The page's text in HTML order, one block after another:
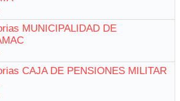
MUNICIPALIDAD DE
CAJA DE PENSIONES MILITAR